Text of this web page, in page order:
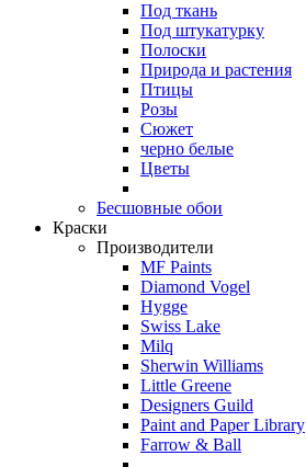
Под ткань
Под штукатурку
Полоски
Природа и растения
Птицы
Розы
Сюжет
черно белые
Цветы
Бесшовные обои
Краски
Производители
MF Paints
Diamond Vogel
Hygge
Swiss Lake
Milq
Sherwin Williams
Little Greene
Designers Guild
Paint and Paper Library
Farrow & Ball